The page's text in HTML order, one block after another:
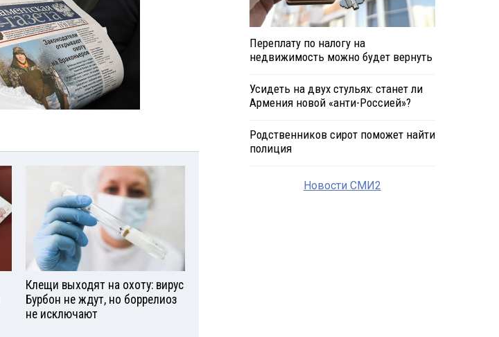
Клещи выходят на охоту: вирус
Бурбон не ждут, но боррелиоз
не исключают
Переплату по налогу на
недвижимость можно будет вернуть
Усидеть на двух стульях: станет ли
Армения новой «анти-Россией»?
Родственников сирот поможет найти
полиция
Новости СМИ2